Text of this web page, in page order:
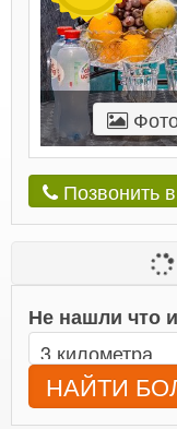
Позвонить
Не нашли что
НАЙТИ